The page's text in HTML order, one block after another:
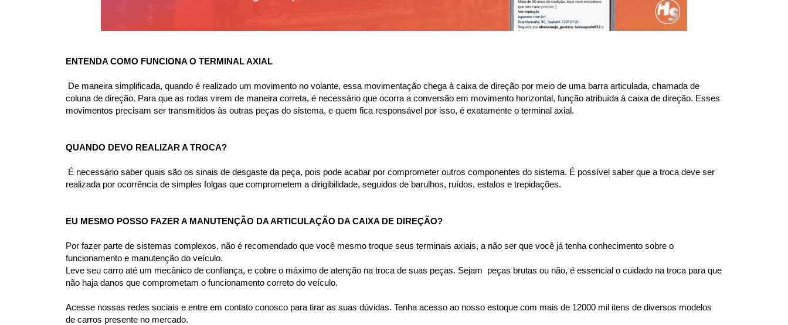
ENTENDA COMO FUNCIONA O TERMINAL AXIAL
De maneira simplificada, quando é realizado um movimento no volante, essa movimentação chega à caixa de direção por meio de uma barra articulada, chamada de
coluna de direção. Para que as rodas virem de maneira correta, é necessário que ocorra a conversão em movimento horizontal, função atribuída à caixa de direção. Esses
movimentos precisam ser transmitidos às outras peças do sistema, e quem fica responsável por isso, é exatamente o terminal axial.
QUANDO DEVO REALIZAR A TROCA?
É necessário saber quais são os sinais de desgaste da peça, pois pode acabar por comprometer outros componentes do sistema. É possível saber que a troca deve ser
realizada por ocorrência de simples folgas que comprometem a dirigibilidade, seguidos de barulhos, ruídos, estalos e trepidações.
EU MESMO POSSO FAZER A MANUTENÇÃO DA ARTICULAÇÃO DA CAIXA DE DIREÇÃO?
Por fazer parte de sistemas complexos, não é recomendado que você mesmo troque seus terminais axiais, a não ser que você já tenha conhecimento sobre o
funcionamento e manutenção do veículo.
Leve seu carro até um mecânico de confiança, e cobre o máximo de atenção na troca de suas peças. Sejam  peças brutas ou não, é essencial o cuidado na troca para que
não haja danos que comprometam o funcionamento correto do veículo.
Acesse nossas redes sociais e entre em contato conosco para tirar as suas dúvidas. Tenha acesso ao nosso estoque com mais de 12000 mil itens de diversos modelos
de carros presente no mercado.